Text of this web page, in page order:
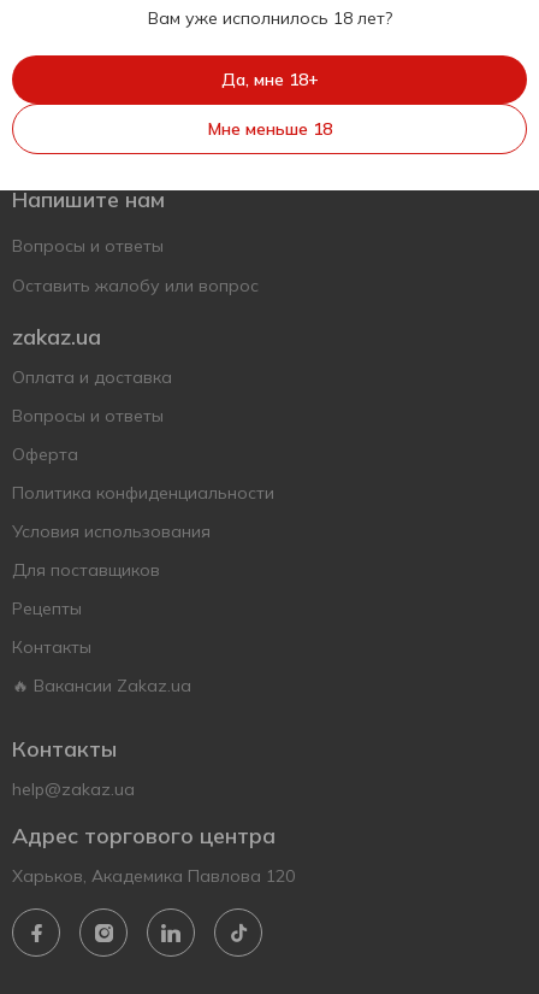
Укр
Поддержать ВСУ
Напишите нам
Вопросы и ответы
Оставить жалобу или вопрос
zakaz.ua
Оплата и доставка
Вопросы и ответы
Оферта
Политика конфиденциальности
Условия использования
Для поставщиков
Рецепты
Контакты
🔥 Вакансии Zakaz.ua
Контакты
help@zakaz.ua
Адрес торгового центра
Харьков, Академика Павлова 120
Вам уже исполнилось 18 лет?
Да, мне 18+
Мне меньше 18